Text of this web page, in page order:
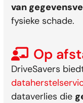
van
fysieke schade.
Op
DriveSavers
dataverlies die